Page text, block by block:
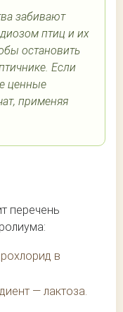
забивают
птиц и их
остановить
Если
ценные
применяя
перечень
в
— лактоза.